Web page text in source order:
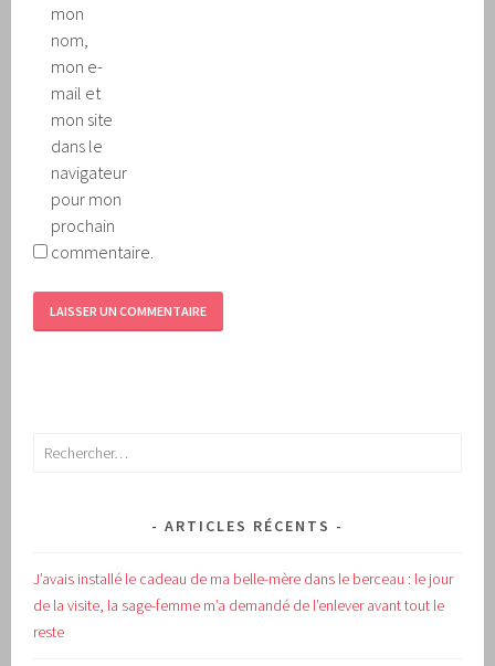
mon
nom,
mon e-
mail et
mon site
dans le
navigateur
pour mon
prochain
commentaire.
Rechercher :
ARTICLES RÉCENTS
J’avais installé le cadeau de ma belle-mère dans le berceau : le jour
de la visite, la sage-femme m’a demandé de l’enlever avant tout le
reste